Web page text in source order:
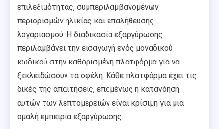
επιλεξιμότητας, συμπεριλαμβανομένων
περιορισμών ηλικίας και επαλήθευσης
λογαριασμού. Η διαδικασία εξαργύρωσης
περιλαμβάνει την εισαγωγή ενός μοναδικού
κωδικού στην καθορισμένη πλατφόρμα για να
ξεκλειδώσουν τα οφέλη. Κάθε πλατφόρμα έχει τις
δικές της απαιτήσεις, επομένως η κατανόηση
αυτών των λεπτομερειών είναι κρίσιμη για μια
ομαλή εμπειρία εξαργύρωσης.